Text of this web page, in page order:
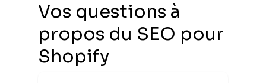
Vos questions à
propos du SEO pour
Shopify